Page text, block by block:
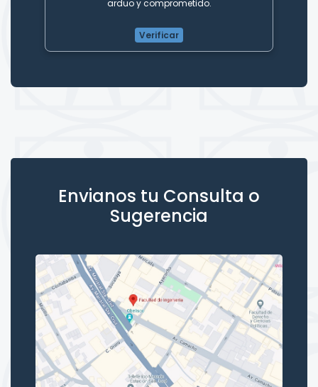
arduo y comprometido.
Verificar
Envianos tu Consulta o
Sugerencia